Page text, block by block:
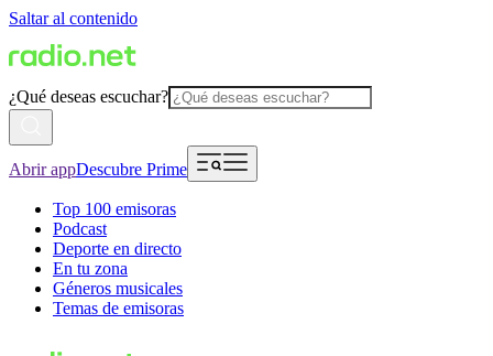
Saltar al contenido
¿Qué deseas escuchar?
Abrir appDescubre Prime
Top 100 emisoras
Podcast
Deporte en directo
En tu zona
Géneros musicales
Temas de emisoras